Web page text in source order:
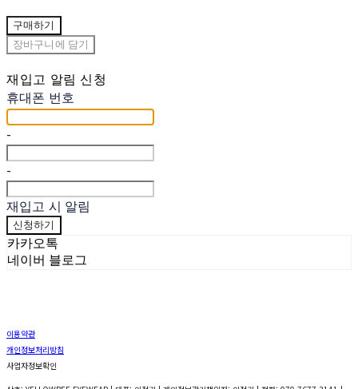
구매하기
장바구니에 담기
재입고 알림 신청
휴대폰 번호
-
-
재입고 시 알림
신청하기
카카오톡
네이버 블로그
이용약관
개인정보처리방침
사업자정보확인